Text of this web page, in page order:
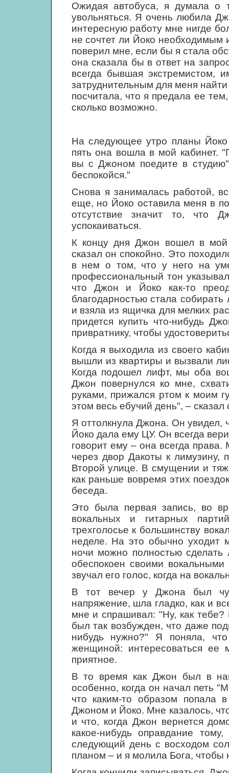
Ожидая автобуса, я думала о
увольняться. Я очень любила
интересную работу мне нигде
не сочтет ли Йоко необходимым
поверил мне, если бы я стала
она сказала бы в ответ на
всегда бывшая экстремистом,
затруднительным для меня
посчитала, что я предала ее
сколько возможно.
На следующее утро планы Йоко
пять она вошла в мой кабинет.
вы с Джоном поедите в
беспокойся."
Снова я занималась работой,
еще, но Йоко оставила меня в
отсутствие значит то, что
успокаиваться.
К концу дня Джон вошел в мой
сказал он спокойно. Это
в нем о том, что у него на
профессиональный тон
что Джон и Йоко как-то
благодарностью стала
и взяла из ящичка для мелких
придется купить что-нибудь
привратнику, чтобы
Когда я выходила из своего
вышли из квартиры и вызвали
Когда подошел лифт, мы оба
Джон повернулся ко мне,
руками, прижался ртом к моим
этом весь ебучий день", – сказал
Я оттолкнула Джона. Он увидел,
Йоко дала ему ЦУ. Он всегда
говорит ему – она всегда
через двор Дакоты к лимузину,
Второй улице. В смущении и
как раньше вовремя этих
беседа.
Это была первая запись, во
вокальных и гитарных
трехголосье к большинству
неделе. На это обычно уходит
ночи можно полностью
обеспокоен своими
звучал его голос, когда на
В тот вечер у Джона был
напряжение, шла гладко, как и
мне и спрашивал: "Ну, как тебе?
был так возбужден, что даже
нибудь нужно?" Я поняла,
женщиной: интересоваться ее
приятное.
В то время как Джон был в
особенно, когда он начал петь
что каким-то образом попала
Джоном и Йоко. Мне казалось,
и что, когда Джон вернется
какое-нибудь оправдание
следующий день с восходом
планом – и я молила Бога, чтобы